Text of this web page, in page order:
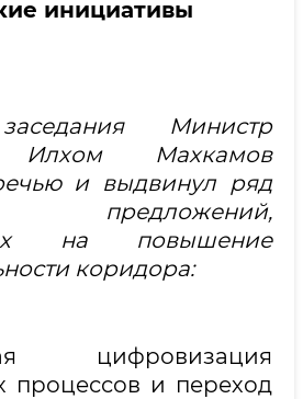
инициативы
Министр
Илхом Махкамов
и выдвинул ряд
на повышение
коридора:
цифровизация
процессов и переход